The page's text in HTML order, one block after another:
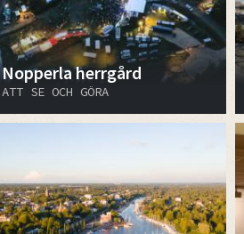
Nopperla herrgård
ATT SE OCH GÖRA